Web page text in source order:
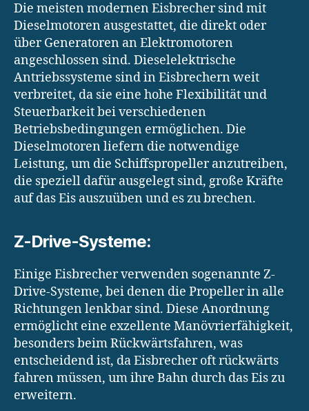
Die meisten modernen Eisbrecher sind mit
Dieselmotoren ausgestattet, die direkt oder
über Generatoren an Elektromotoren
angeschlossen sind. Dieselelektrische
Antriebssysteme sind in Eisbrechern weit
verbreitet, da sie eine hohe Flexibilität und
Steuerbarkeit bei verschiedenen
Betriebsbedingungen ermöglichen. Die
Dieselmotoren liefern die notwendige
Leistung, um die Schiffspropeller anzutreiben,
die speziell dafür ausgelegt sind, große Kräfte
auf das Eis auszuüben und es zu brechen.
Z-Drive-Systeme:
Einige Eisbrecher verwenden sogenannte Z-
Drive-Systeme, bei denen die Propeller in alle
Richtungen lenkbar sind. Diese Anordnung
ermöglicht eine exzellente Manövrierfähigkeit,
besonders beim Rückwärtsfahren, was
entscheidend ist, da Eisbrecher oft rückwärts
fahren müssen, um ihre Bahn durch das Eis zu
erweitern.